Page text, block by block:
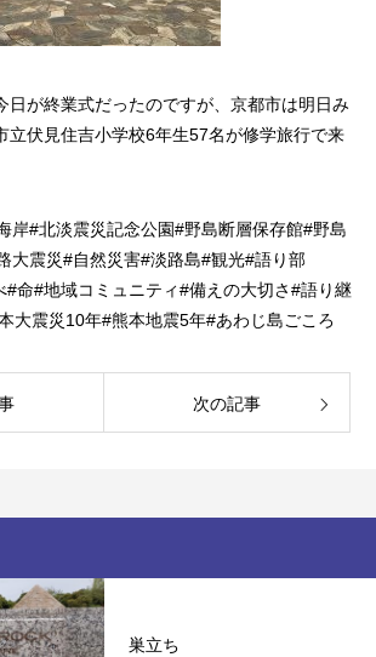
日が終業式だったのですが、京都市は明日み
立伏見住吉小学校6年生57名が修学旅行で来
岸#北淡震災記念公園#野島断層保存館#野島
大震災#自然災害#淡路島#観光#語り部
#命#地域コミュニティ#備えの大切さ#語り継
大震災10年#熊本地震5年#あわじ島ごころ
次の記事
巣立ち